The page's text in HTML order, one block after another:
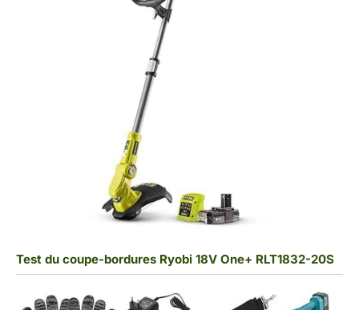
Test du coupe-bordures Ryobi 18V One+ RLT1832-20S